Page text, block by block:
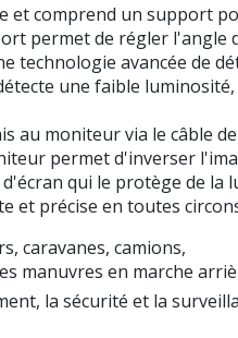
et comprend un support
permet de régler l'angle
technologie avancée de
une faible
au moniteur via le câble de
permet d'inverser
qui le protège de la
et précise en toutes
caravanes, camions,
manuvres en marche
la sécurité et la